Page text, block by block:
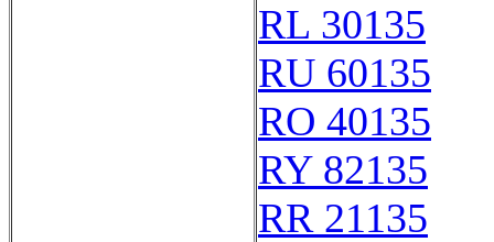
RL 30135
RU 60135
RO 40135
RY 82135
RR 21135